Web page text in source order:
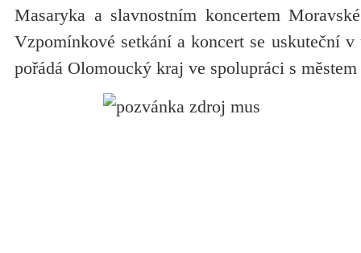
Masaryka a slavnostním koncertem
Vzpomínkové setkání a koncert se uskuteční
pořádá Olomoucký kraj ve spolupráci s